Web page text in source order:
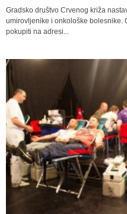
Gradsko društvo Crvenog križa
umirovljenike i onkološke bolesnike.
pokupiti na adresi...